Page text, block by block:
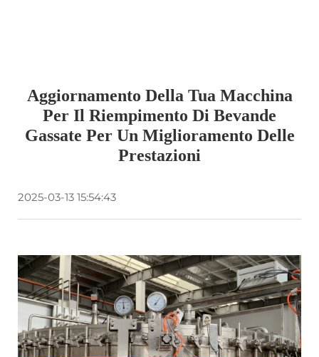
Aggiornamento Della Tua Macchina
Per Il Riempimento Di Bevande
Gassate Per Un Miglioramento Delle
Prestazioni
2025-03-13 15:54:43